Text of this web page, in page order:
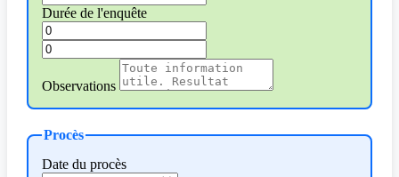
Durée de l'enquête
Observations
Procès
Date du procès